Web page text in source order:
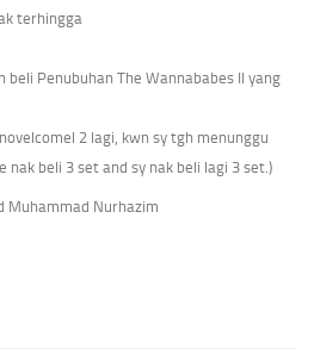
terhingga
beli Penubuhan The Wannababes II yang
2 lagi, kwn sy tgh menunggu
nak beli 3 set and sy nak beli lagi 3 set.)
Muhammad Nurhazim